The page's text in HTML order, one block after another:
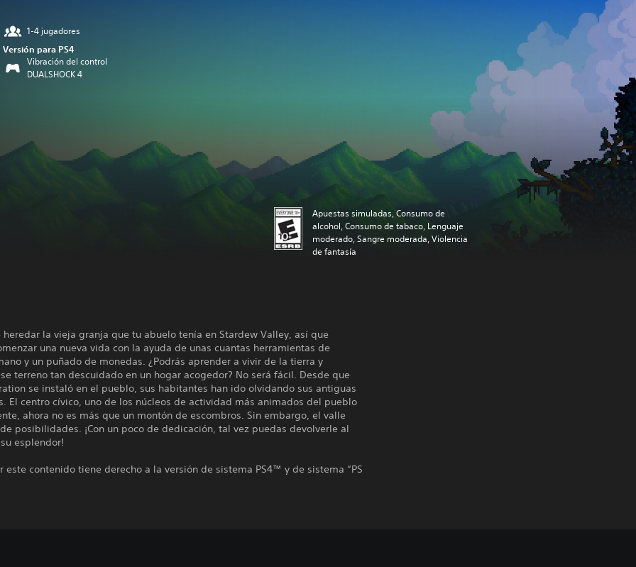
1-4 jugadores
Versión para PS4
Vibración del control
DUALSHOCK 4
Apuestas simuladas, Consumo de
alcohol, Consumo de tabaco, Lenguaje
moderado, Sangre moderada, Violencia
de fantasía
heredar la vieja granja que tu abuelo tenía en Stardew Valley, así que
una nueva vida con la ayuda de unas cuantas herramientas de
y un puñado de monedas. ¿Podrás aprender a vivir de la tierra y
terreno tan descuidado en un hogar acogedor? No será fácil. Desde que
se instaló en el pueblo, sus habitantes han ido olvidando sus antiguas
El centro cívico, uno de los núcleos de actividad más animados del pueblo
ahora no es más que un montón de escombros. Sin embargo, el valle
posibilidades. ¡Con un poco de dedicación, tal vez puedas devolverle al
esplendor!
este contenido tiene derecho a la versión de sistema PS4™ y de sistema “PS